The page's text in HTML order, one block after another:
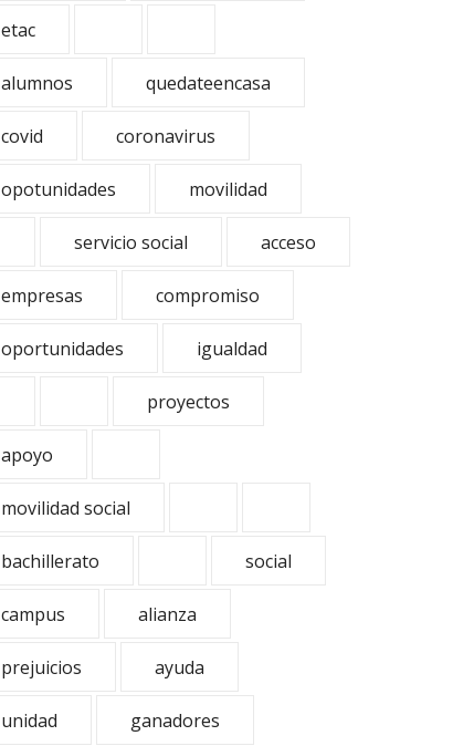
etac
alumnos quedateencasa
covid coronavirus
opotunidades movilidad
servicio social acceso
empresas compromiso
oportunidades igualdad
proyectos
apoyo
movilidad social
bachillerato social
campus alianza
prejuicios ayuda
unidad ganadores